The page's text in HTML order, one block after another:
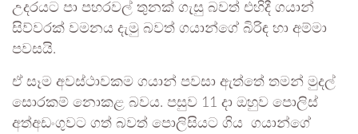
උදරයට පා පහරවල් තුනක් ගැසු බවත් එහිදී ගයාන්
සිව්වරක් වමනය දැමු බවත් ගයාන්ගේ බිරිඳ හා අම්මා
පවසයි.
ඒ සෑම අවස්ථාවකම ගයාන් පවසා ඇත්තේ තමන් මුදල්
සොරකම් නොකළ බවය. පසුව 11 දා ඔහුව පොලිස්
අත්අඩංගුවට ගත් බවත් පොලිසියට ගිය ගයාන්ගේ